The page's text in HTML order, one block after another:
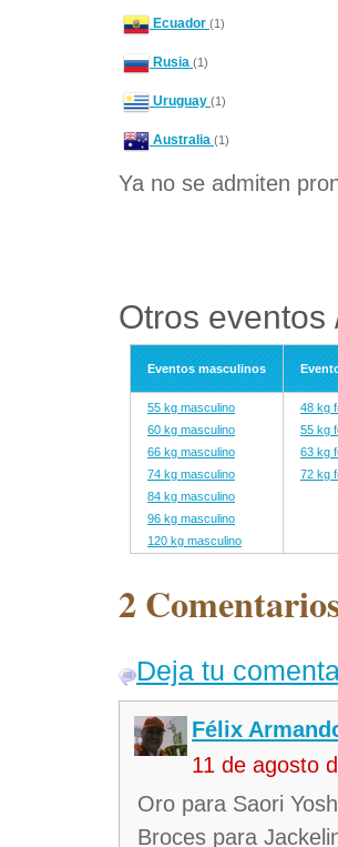
Ecuador (1)
Rusia (1)
Uruguay (1)
Australia (1)
Ya no se admiten
Otros
Eventos masculinos
55 kg masculino
60 kg masculino
66 kg masculino
74 kg masculino
84 kg masculino
96 kg masculino
120 kg masculino
48 kg
55 kg
63 kg
72 kg
2
Deja tu
Félix
11 de agosto
Oro para Saori
Broces para